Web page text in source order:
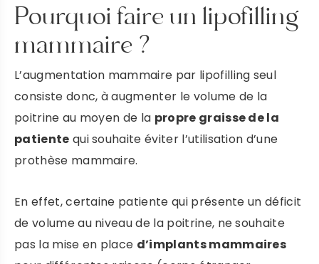
Pourquoi faire un lipofilling
mammaire ?
L’augmentation mammaire par lipofilling seul
consiste donc, à augmenter le volume de la
poitrine au moyen de la propre graisse de la
patiente qui souhaite éviter l’utilisation d’une
prothèse mammaire.
En effet, certaine patiente qui présente un déficit
de volume au niveau de la poitrine, ne souhaite
pas la mise en place d’implants mammaires